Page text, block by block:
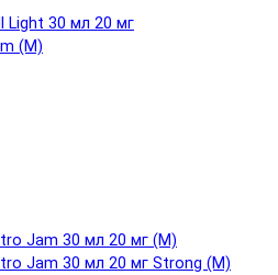
Light 30 мл 20 мг
(М)
Jam 30 мл 20 мг (М)
Jam 30 мл 20 мг Strong (М)